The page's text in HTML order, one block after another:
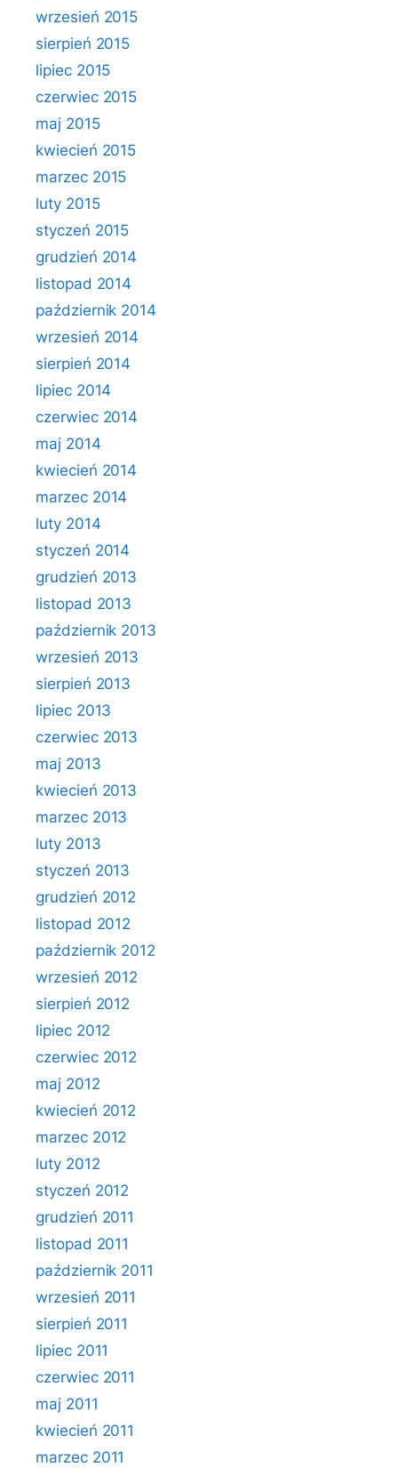
wrzesień 2015
sierpień 2015
lipiec 2015
czerwiec 2015
maj 2015
kwiecień 2015
marzec 2015
luty 2015
styczeń 2015
grudzień 2014
listopad 2014
październik 2014
wrzesień 2014
sierpień 2014
lipiec 2014
czerwiec 2014
maj 2014
kwiecień 2014
marzec 2014
luty 2014
styczeń 2014
grudzień 2013
listopad 2013
październik 2013
wrzesień 2013
sierpień 2013
lipiec 2013
czerwiec 2013
maj 2013
kwiecień 2013
marzec 2013
luty 2013
styczeń 2013
grudzień 2012
listopad 2012
październik 2012
wrzesień 2012
sierpień 2012
lipiec 2012
czerwiec 2012
maj 2012
kwiecień 2012
marzec 2012
luty 2012
styczeń 2012
grudzień 2011
listopad 2011
październik 2011
wrzesień 2011
sierpień 2011
lipiec 2011
czerwiec 2011
maj 2011
kwiecień 2011
marzec 2011